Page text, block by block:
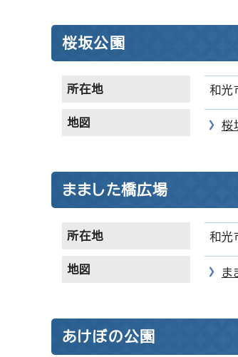
桜坂公園
所在地 和
地図 桜
まました橋広場
所在地 和
地図 ま
あけぼの公園